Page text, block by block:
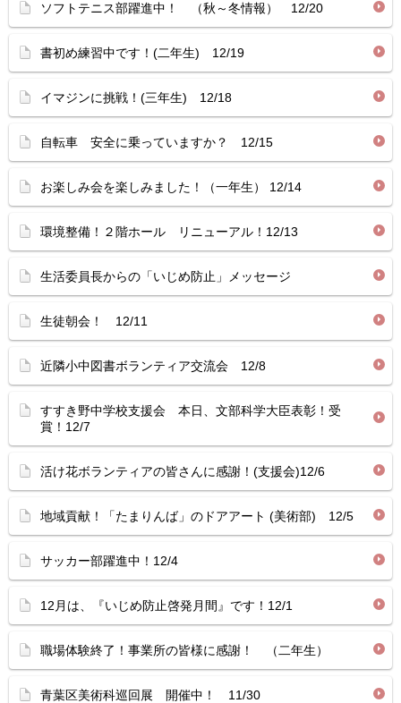
ソフトテニス部躍進中！ （秋～冬情報） 12/20
書初め練習中です！(二年生) 12/19
イマジンに挑戦！(三年生) 12/18
自転車 安全に乗っていますか？ 12/15
お楽しみ会を楽しみました！（一年生） 12/14
環境整備！２階ホール リニューアル！12/13
生活委員長からの「いじめ防止」メッセージ
生徒朝会！ 12/11
近隣小中図書ボランティア交流会 12/8
すすき野中学校支援会 本日、文部科学大臣表彰！受
賞！12/7
活け花ボランティアの皆さんに感謝！(支援会)12/6
地域貢献！「たまりんば」のドアアート (美術部) 12/5
サッカー部躍進中！12/4
12月は、『いじめ防止啓発月間』です！12/1
職場体験終了！事業所の皆様に感謝！ （二年生）
青葉区美術科巡回展 開催中！ 11/30